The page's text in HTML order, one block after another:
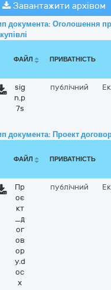
Завантажити архівом
документа: Оголошення
ФАЙЛ ПРИВАТНІСТЬ
sig
n.p
7s
публічний
документа: Проект
ФАЙЛ ПРИВАТНІСТЬ
Пр
оє
кт
_д
ог
ов
ор
у.d
oc
x
публічний